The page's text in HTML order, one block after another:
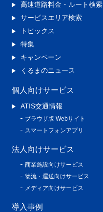
高速道路料金・ルート検索
サービスエリア検索
トピックス
特集
キャンペーン
くるまのニュース
個人向けサービス
ATIS交通情報
ブラウザ版 Webサイト
スマートフォンアプリ
法人向けサービス
商業施設向けサービス
物流・運送向けサービス
メディア向けサービス
導入事例